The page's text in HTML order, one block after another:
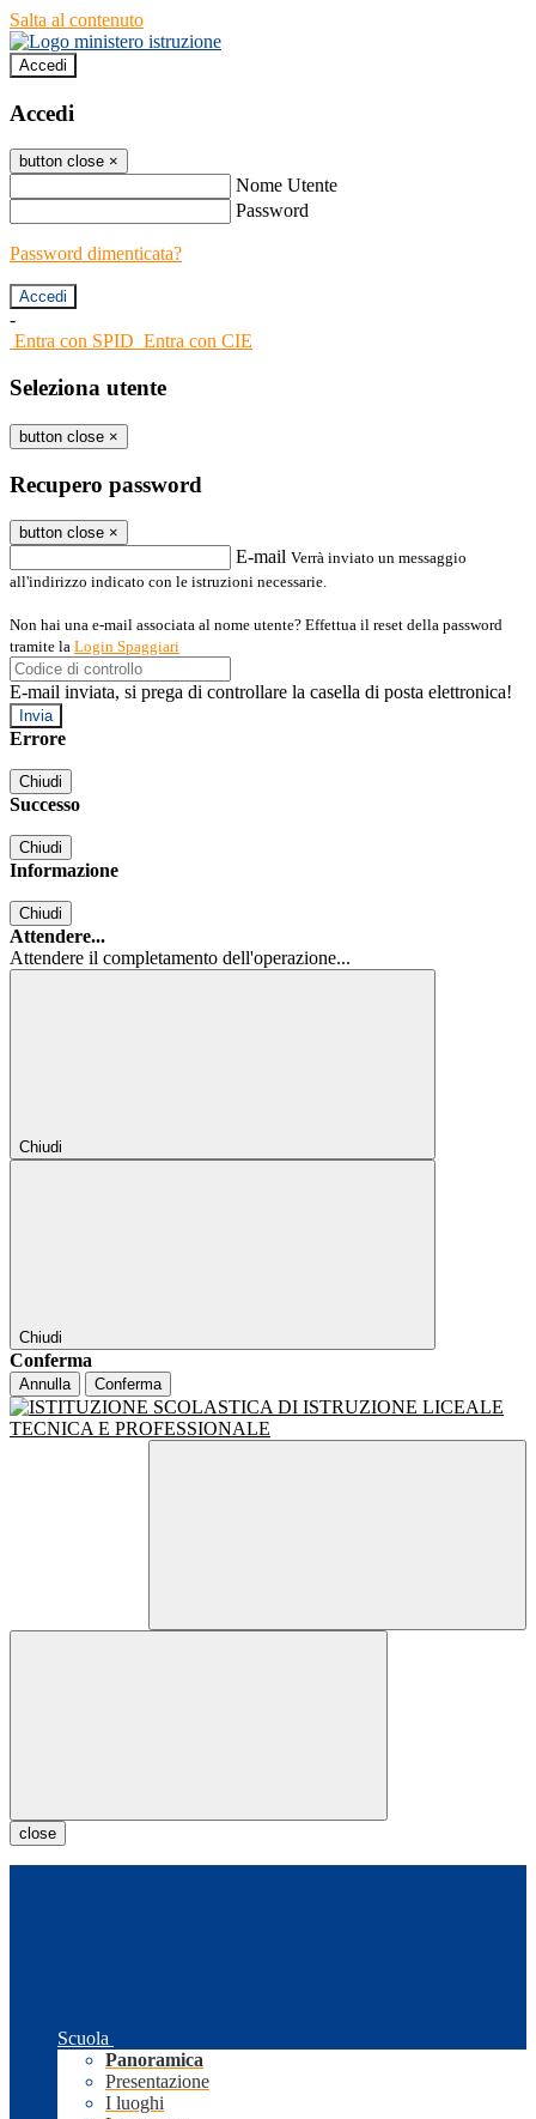
Salta al contenuto
Accedi
Accedi
button close ×
Nome Utente
Password
Password dimenticata?
-
Entra con SPID Entra con CIE
Seleziona utente
button close ×
Recupero password
button close ×
E-mail Verrà inviato un messaggio
all'indirizzo indicato con le istruzioni necessarie.
Non hai una e-mail associata al nome utente? Effettua il reset della password
tramite la Login Spaggiari
E-mail inviata, si prega di controllare la casella di posta elettronica!
Errore
Chiudi
Successo
Chiudi
Informazione
Chiudi
Attendere...
Attendere il completamento dell'operazione...
Chiudi
Chiudi
Conferma
Annulla Conferma
close
Scuola
Panoramica
Presentazione
I luoghi